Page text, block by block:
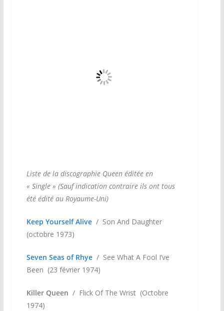
Liste de la discographie Queen éditée en
« Single » (Sauf indication contraire ils ont tous
été édité au Royaume-Uni)
Keep Yourself Alive/ Son And Daughter
(octobre 1973)
Seven Seas of Rhye/ See What A Fool I’ve
Been (23 février 1974)
Killer Queen / Flick Of The Wrist (Octobre
1974)